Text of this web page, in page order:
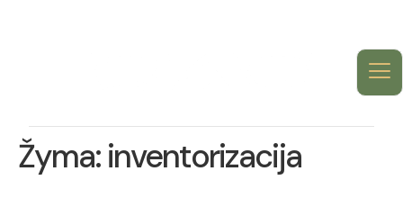
Žyma:inventorizacija